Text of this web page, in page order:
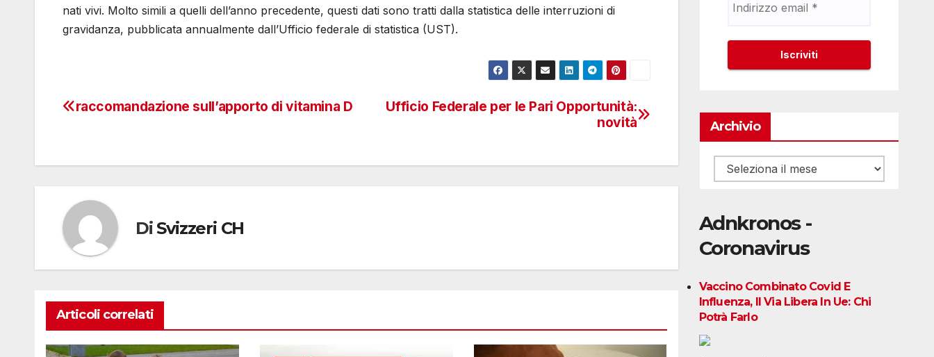
nati vivi. Molto simili a quelli dell’anno precedente, questi dati sono tratti dalla statistica delle interruzioni di
gravidanza, pubblicata annualmente dall’Ufficio federale di statistica (UST).
Navigazione
Ufficio Federale per le Pari Opportunità:
novità
raccomandazione sull’apporto di vitamina D
Di Svizzeri CH
Articoli correlati
Archivio
Archivio
Adnkronos -
Coronavirus
Vaccino Combinato Covid E
Influenza, Il Via Libera In Ue: Chi
Potrà Farlo